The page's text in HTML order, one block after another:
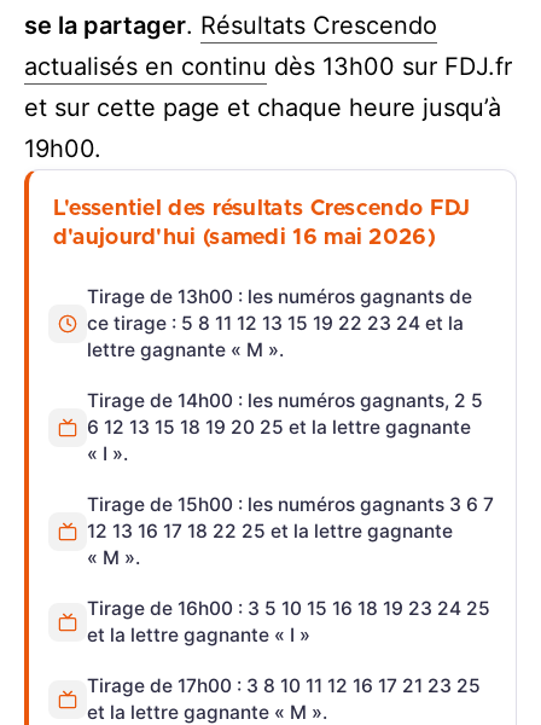
se la partager. Résultats Crescendo
actualisés en continu dès 13h00 sur FDJ.fr
et sur cette page et chaque heure jusqu’à
19h00.
L'essentiel des résultats Crescendo FDJ
d'aujourd'hui (samedi 16 mai 2026)
Tirage de 13h00 : les numéros gagnants de
ce tirage : 5 8 11 12 13 15 19 22 23 24 et la
lettre gagnante « M ».
Tirage de 14h00 : les numéros gagnants, 2 5
6 12 13 15 18 19 20 25 et la lettre gagnante
« I ».
Tirage de 15h00 : les numéros gagnants 3 6 7
12 13 16 17 18 22 25 et la lettre gagnante
« M ».
Tirage de 16h00 : 3 5 10 15 16 18 19 23 24 25
et la lettre gagnante « I »
Tirage de 17h00 : 3 8 10 11 12 16 17 21 23 25
et la lettre gagnante « M ».